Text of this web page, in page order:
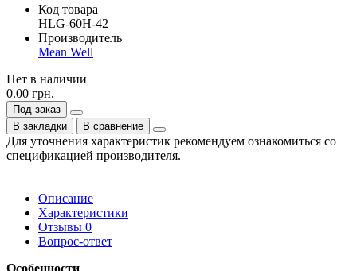
Код товара
HLG-60H-42
Производитель
Mean Well
Нет в наличии
0.00 грн.
Под заказ
В закладки
В сравнение
Для уточнения характеристик рекомендуем ознакомиться со
спецификацией производителя.
Описание
Характеристики
Отзывы 0
Вопрос-ответ
Особенности